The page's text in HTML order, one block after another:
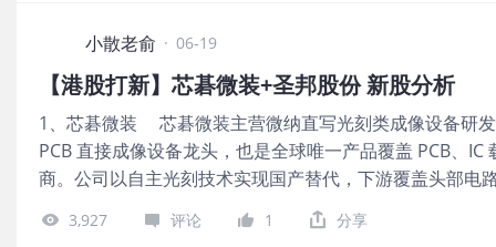
绩还不错。 一共有11名基石投资者，包括平安资产管理
基金、中伟股份、Orix、Wind Sabre、DAMSIMF；基
比基本到顶了。 公司从2023~2025年的营收分别是
2023~2025年的净利润分别是-683.7万、-1270万、-
价上限计算，356.26亿港元市值发行31.64亿，发行比
本次发行采用港股ipo新规的机制B，公开发售初始份额是
小散老俞 · 06-19
【港股打新】芯碁微装+圣邦股份 新股分析
1、芯碁微装 芯碁微装主营微纳直写光刻类成像设备研
PCB 直接成像设备龙头，也是全球唯一产品覆盖 PCB、
商。公司以自主光刻技术实现国产替代，下游覆盖头部电
导体赛道。 公司6月17日开始招股，招股价
值347.12亿~365.4亿港元，发行数量1283.87万股，属
3,927 评论 1 分享